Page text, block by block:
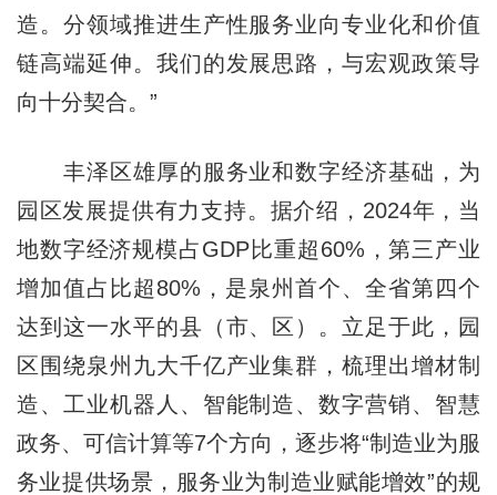
造。分领域推进生产性服务业向专业化和价值
链高端延伸。我们的发展思路，与宏观政策导
向十分契合。”
丰泽区雄厚的服务业和数字经济基础，为
园区发展提供有力支持。据介绍，2024年，当
地数字经济规模占GDP比重超60%，第三产业
增加值占比超80%，是泉州首个、全省第四个
达到这一水平的县（市、区）。立足于此，园
区围绕泉州九大千亿产业集群，梳理出增材制
造、工业机器人、智能制造、数字营销、智慧
政务、可信计算等7个方向，逐步将“制造业为服
务业提供场景，服务业为制造业赋能增效”的规